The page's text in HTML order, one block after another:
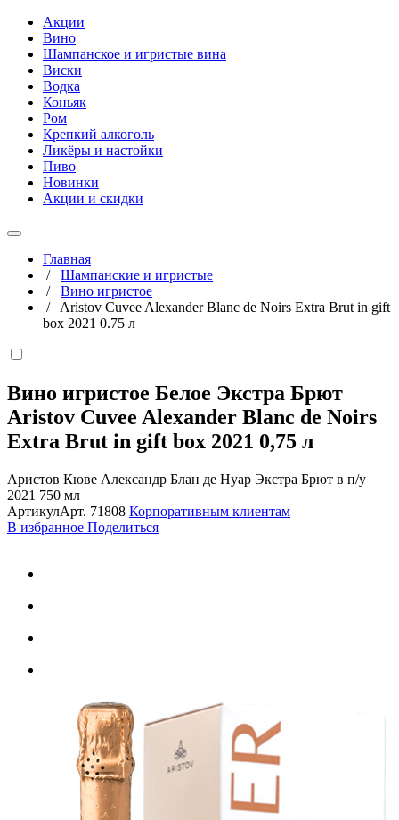
Акции
Вино
Шампанское и игристые вина
Виски
Водка
Коньяк
Ром
Крепкий алкоголь
Ликёры и настойки
Пиво
Новинки
Акции и скидки
Главная
/ Шампанские и игристые
/ Вино игристое
/ Aristov Cuvee Alexander Blanc de Noirs Extra Brut in gift
box 2021 0.75 л
Вино игристое Белое Экстра Брют
Aristov Cuvee Alexander Blanc de Noirs
Extra Brut in gift box 2021 0,75 л
Аристов Кюве Александр Блан де Нуар Экстра Брют в п/у
2021 750 мл
АртикулАрт. 71808 Корпоративным клиентам
В избранное Поделиться